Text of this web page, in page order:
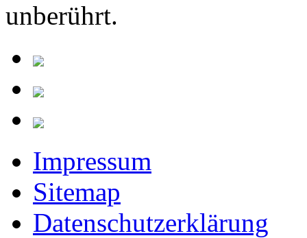
unberührt.
Impressum
Sitemap
Datenschutzerklärung